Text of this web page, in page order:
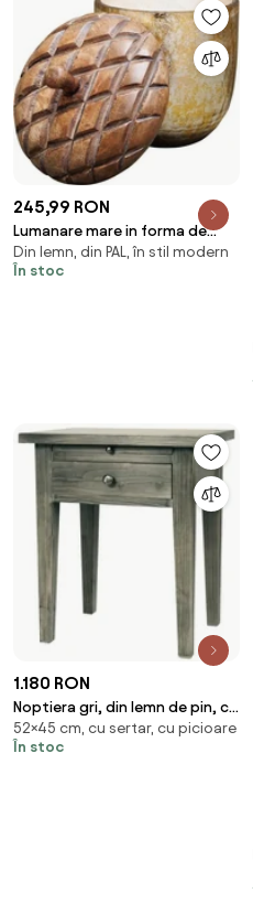
245,99 RON
Lumanare mare in forma de
ghinda
Din lemn, din PAL, în stil modern
În stoc
1.180 RON
Noptiera gri, din lemn de pin, cu
sertar, aspect rustic, Country
52×45 cm, cu sertar, cu picioare
În stoc